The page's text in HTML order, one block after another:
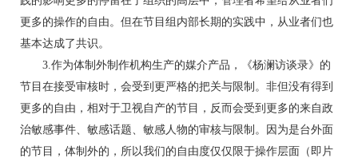
更多的操作的自由。但在节目组内部长期的实践中，从业者们也
基本达成了共识。
3.作为体制外制作机构生产的媒介产品，《杨澜访谈录》的
节目在接受审核时，会受到更严格的把关与限制。非但没有得到
更多的自由，相对于卫视自产的节目，反而会受到更多的来自政
治敏感事件、敏感话题、敏感人物的审核与限制。因为是台外面
的节目，体制外的，所以我们的自由度仅仅限于操作层面（即片